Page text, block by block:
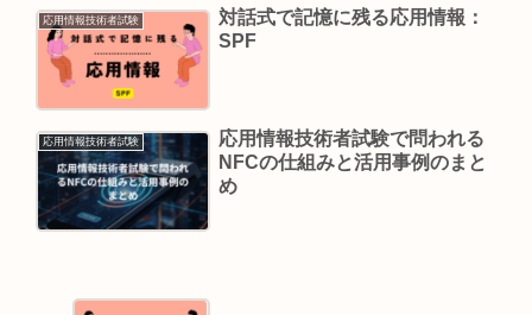
応用情報技術者試験
対話式で記憶に残る応用情報：
SPF
応用情報技術者試験
応用情報技術者試験で問われる
NFCの仕組みと活用事例のまと
め